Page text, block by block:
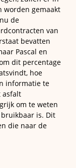
worden gemaakt
de
van
bevatten
Pascal en
dit percentage
hoe
informatie te
asfalt
om te weten
is. Dit
die naar de